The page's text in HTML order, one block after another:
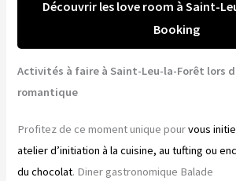
Découvrir les love room à Saint-
Booking
Activités à faire à Saint-Leu-la-Forêt lors
romantique
Profitez de ce moment unique pourvous
atelier d’initiation à la cuisine, au tufting ou
du chocolat. Diner gastronomique Balade